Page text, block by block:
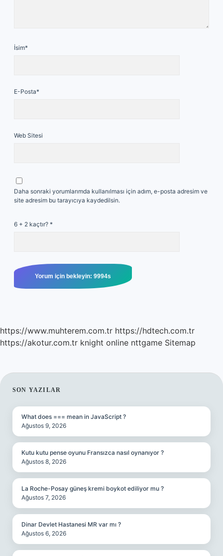
İsim*
E-Posta*
Web Sitesi
Daha sonraki yorumlarımda kullanılması için adım, e-posta adresim ve
site adresim bu tarayıcıya kaydedilsin.
6 + 2 kaçtır? *
https://www.muhterem.com.tr https://hdtech.com.tr
https://akotur.com.tr knight online nttgame Sitemap
SIDEBAR
SON YAZILAR
What does === mean in JavaScript ?
Ağustos 9, 2026
Kutu kutu pense oyunu Fransızca nasıl oynanıyor ?
Ağustos 8, 2026
La Roche-Posay güneş kremi boykot ediliyor mu ?
Ağustos 7, 2026
Dinar Devlet Hastanesi MR var mı ?
Ağustos 6, 2026